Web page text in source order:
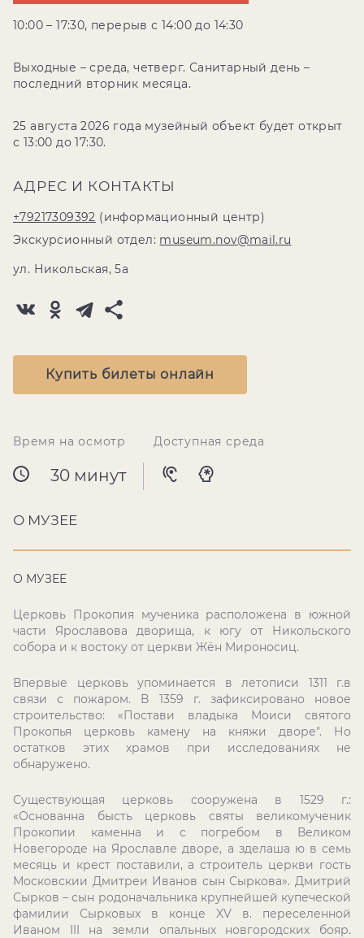
10:00 – 17:30, перерыв с 14:00 до 14:30
Выходные – среда, четверг. Санитарный день –
последний вторник месяца.
25 августа 2026 года музейный объект будет открыт
с 13:00 до 17:30.
АДРЕС И КОНТАКТЫ
+79217309392 (информационный центр)
Экскурсионный отдел: museum.nov@mail.ru
ул. Никольская, 5а
Купить билеты онлайн
Время на осмотр
30 минут
Доступная среда
О МУЗЕЕ
О МУЗЕЕ
Церковь Прокопия мученика расположена в южной
части Ярославова дворища, к югу от Никольского
собора и к востоку от церкви Жён Мироносиц.
Впервые церковь упоминается в летописи 1311 г.в
связи с пожаром. В 1359 г. зафиксировано новое
строительство: «Постави владыка Моиси святого
Прокопья церковь камену на княжи дворе". Но
остатков этих храмов при исследованиях не
обнаружено.
Существующая церковь сооружена в 1529 г.:
«Основанна бысть церковь святы великомученик
Прокопии каменна и с погребом в Великом
Новегороде на Ярославле дворе, а зделаша ю в семь
месяць и крест поставили, а строитель церкви гость
Московскии Дмитреи Иванов сын Сыркова». Дмитрий
Сырков – сын родоначальника крупнейшей купеческой
фамилии Сырковых в конце XV в. переселенной
Иваном III на земли опальных новгородских бояр.